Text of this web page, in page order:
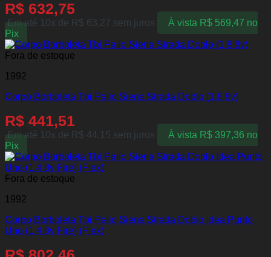
R$ 632,75
Em até 10x de R$ 63,27 sem juros À vista R$569,47 no
Pix
Fora de estoque
1992
Corpo Borboleta Tbi Palio Siena Strada Doblo (1.8 8v)
R$ 441,51
Em até 10x de R$ 44,15 sem juros À vista R$397,36 no
Pix
Fora de estoque
1992
Corpo Borboleta Tbi Palio Siena Strada Doblo Idea Punto
Uno (1.4 8v Fire) (Flex)